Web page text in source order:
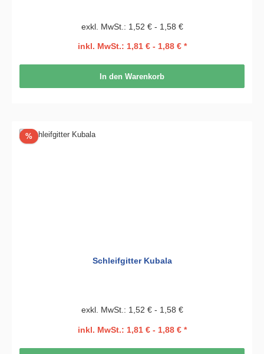
exkl. MwSt.: 1,52 € - 1,58 €
inkl. MwSt.: 1,81 € - 1,88 € *
In den Warenkorb
%Rabatt
Schleifgitter Kubala
exkl. MwSt.: 1,52 € - 1,58 €
inkl. MwSt.: 1,81 € - 1,88 € *